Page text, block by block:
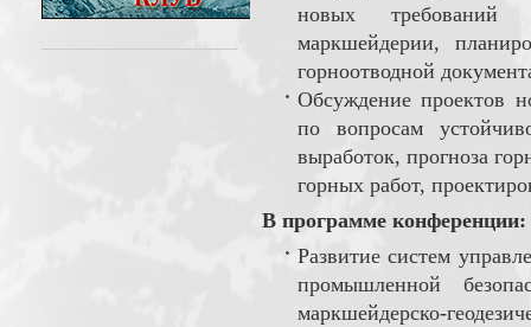
новых требований
маркшейдерии,
горноотводной
Обсуждение проектов
по вопросам
выработок, прогноза
горных работ,
В программе конференции:
Развитие систем
промышленной
маркшейдерско-